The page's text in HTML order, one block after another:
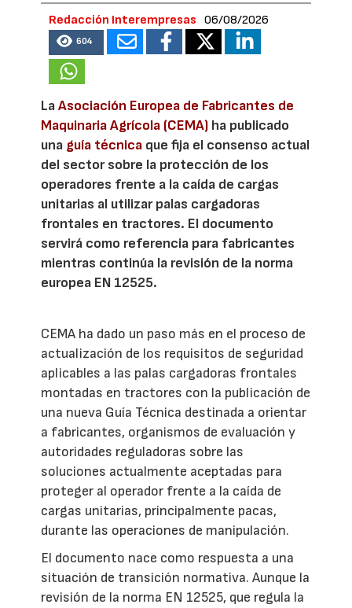
Redacción Interempresas 06/08/2026
604
LaAsociación Europea de Fabricantes de
Maquinaria Agrícola (CEMA) ha publicado
una guía técnica que fija el consenso actual
del sector sobre la protección de los
operadores frente a la caída de cargas
unitarias al utilizar palas cargadoras
frontales en tractores. El documento
servirá como referencia para fabricantes
mientras continúa la revisión de la norma
europea EN 12525.
CEMA ha dado un paso más en el proceso de
actualización de los requisitos de seguridad
aplicables a las palas cargadoras frontales
montadas en tractores con la publicación de
una nueva Guía Técnica destinada a orientar
a fabricantes, organismos de evaluación y
autoridades reguladoras sobre las
soluciones actualmente aceptadas para
proteger al operador frente a la caída de
cargas unitarias, principalmente pacas,
durante las operaciones de manipulación.
El documento nace como respuesta a una
situación de transición normativa. Aunque la
revisión de la norma EN 12525, que regula la